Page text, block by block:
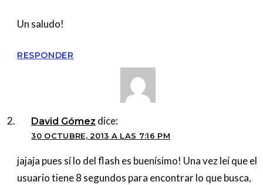
Un saludo!
RESPONDER
David Gómez dice:
30 OCTUBRE, 2013 A LAS 7:16 PM
jajaja pues sí lo del flash es buenísimo! Una vez leí que el
usuario tiene 8 segundos para encontrar lo que busca,